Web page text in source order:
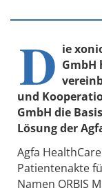
D ie
GmbH
und
GmbH die
Lösung der
Agfa
Patientenakte
Namen ORBIS